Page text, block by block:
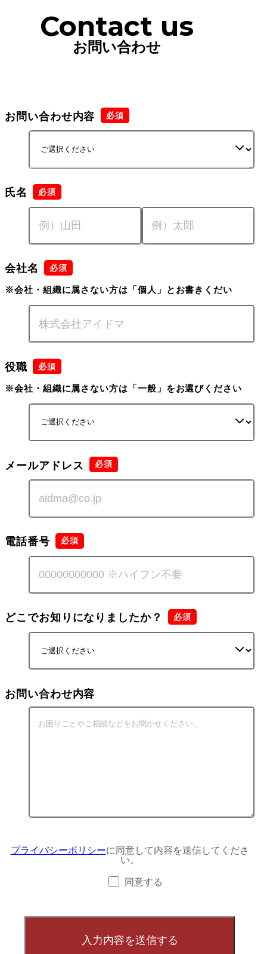
Contact us
お問い合わせ
お問い合わせ内容
氏名
会社名
※会社・組織に属さない方は「個人」とお書きくだい
役職
※会社・組織に属さない方は「一般」をお選びください
メールアドレス
電話番号
どこでお知りになりましたか？
お問い合わせ内容
プライバシーポリシーに同意して内容を送信してくださ
い。
同意する